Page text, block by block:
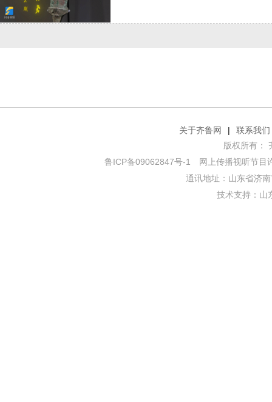
关于齐鲁网 |
联系我们
版权所有：
鲁ICP备09062847号-1
网上传播视听节目
通讯地址：山东省济
技术支持： 山